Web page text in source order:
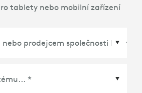
tablety nebo mobilní zařízení